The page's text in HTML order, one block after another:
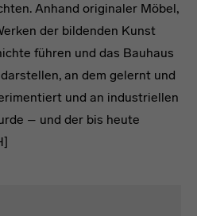
Anhand originaler Möbel,
der bildenden Kunst
führen und das Bauhaus
an dem gelernt und
und an industriellen
– und der bis heute